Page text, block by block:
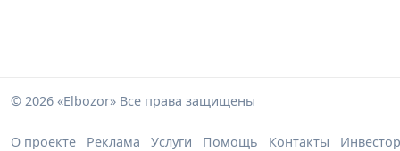
© 2026 «Elbozor» Все права защищены
О проекте Реклама Услуги Помощь Контакты